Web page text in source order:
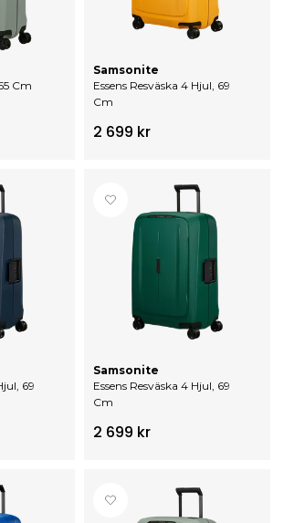
Cm
Essens Resväska 4 Hjul, 69
Cm
Samsonite
2 699 kr
69
Essens Resväska 4 Hjul, 69
Cm
Samsonite
2 699 kr